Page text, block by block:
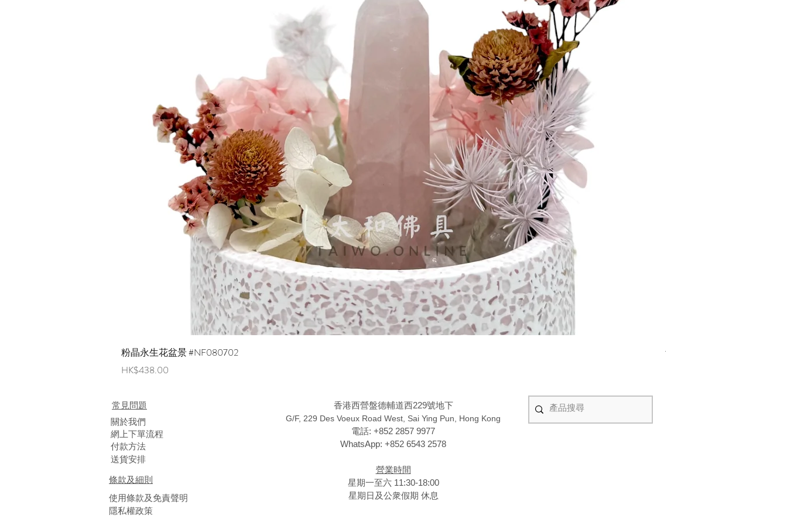
粉晶永生花盆景 #NF080702
價格
HK$438.00
紫水晶永生花盆景
常見問題
​關於我們
網上下單流程
付款方法
送貨安排
條款及細則
使用條款及免責聲明
香港西營盤德輔道西229號地下
G/F, 229 Des Voeux Road West, Sai Ying Pun, Hong Kong
電話: +852 2857 9977
WhatsApp: +852 6543 2578
營業時間
星期一至六 11:30-18:00
星期日及公衆假期 休息
隱私權政策